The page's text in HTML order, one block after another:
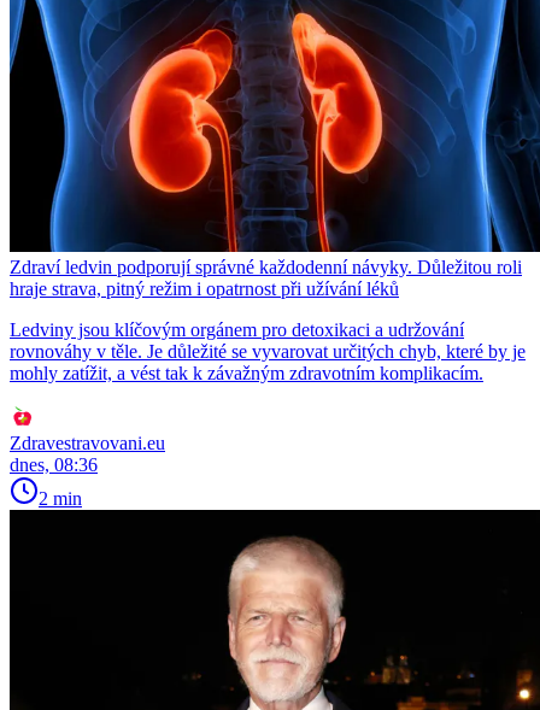
Zdraví ledvin podporují správné každodenní návyky. Důležitou roli
hraje strava, pitný režim i opatrnost při užívání léků
Ledviny jsou klíčovým orgánem pro detoxikaci a udržování
rovnováhy v těle. Je důležité se vyvarovat určitých chyb, které by je
mohly zatížit, a vést tak k závažným zdravotním komplikacím.
Zdravestravovani.eu
dnes, 08:36
2 min